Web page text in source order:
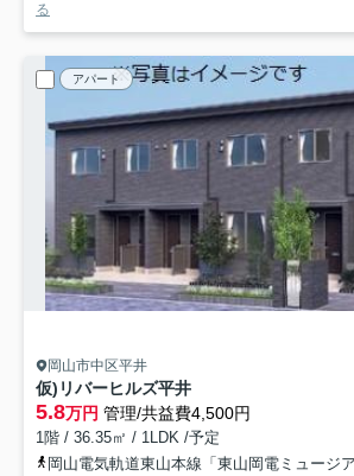
る
アパート
岡山市中区平井
仮)リバーヒルズ平井
5.8万円 管理/共益費4,500円
1階 / 36.35㎡ / 1LDK /予定
岡山電気軌道東山本線「東山岡電ミュージアム」駅 バス